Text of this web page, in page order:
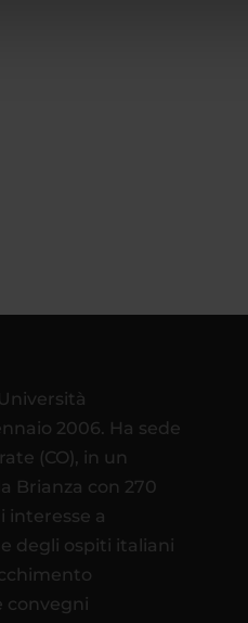
2006. Ha sede
(CO), in un
Brianza con 270
interesse a
degli ospiti italiani
convegni